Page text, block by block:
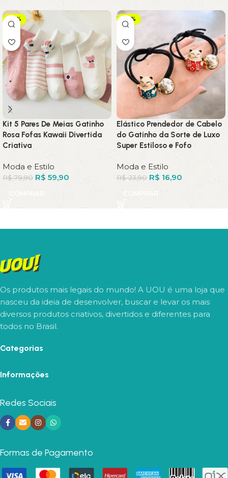
-25%
Kit 5 Pares De Meias Gatinho
Rosa Fofas Kawaii Divertida
Criativa
Moda e Estilo
R$79,90 R$ 59,90
COMPRAR
-29%
Elástico Prendedor de Cabelo
do Gatinho da Sorte de Luxo
Super Estiloso e Fofo
Moda e Estilo
R$23,90 R$ 16,90
COMPRAR
Os produtos mais legais do mundo! A UOU é uma loja que
nasceu da ideia de desenvolver, buscar e levar os mais
diversos produtos criativos, divertidos e diferentes para
todos no Brasil.
Categorias
Informações
Redes Sociais
Formas de Pagamento